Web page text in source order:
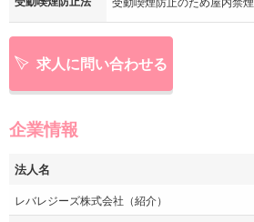
求人に問い合わせる
企業情報
法人名
レバレジーズ株式会社（紹介）